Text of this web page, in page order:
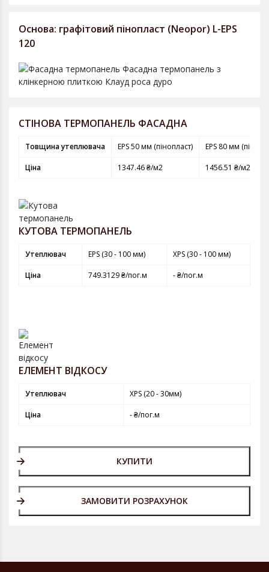
Основа: графітовий пінопласт (Neopor) L-EPS
120
СТІНОВА ТЕРМОПАНЕЛЬ ФАСАДНА
Товщина утеплювача EPS 50 мм (пінопласт) EPS 80 мм
Ціна 1347.46 ₴/м2 1456.51 ₴/м2
КУТОВА ТЕРМОПАНЕЛЬ
Утеплювач EPS (30 - 100 мм) XPS (30 - 100 мм)
Ціна 749.3129 ₴/пог.м - ₴/пог.м
ЕЛЕМЕНТ ВІДКОСУ
Утеплювач XPS (20 - 30мм)
Ціна - ₴/пог.м
КУПИТИ
ЗАМОВИТИ РОЗРАХУНОК